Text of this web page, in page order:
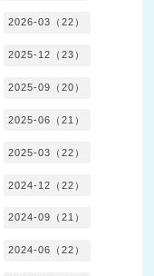
2026-03（22）
2025-12（23）
2025-09（20）
2025-06（21）
2025-03（22）
2024-12（22）
2024-09（21）
2024-06（22）